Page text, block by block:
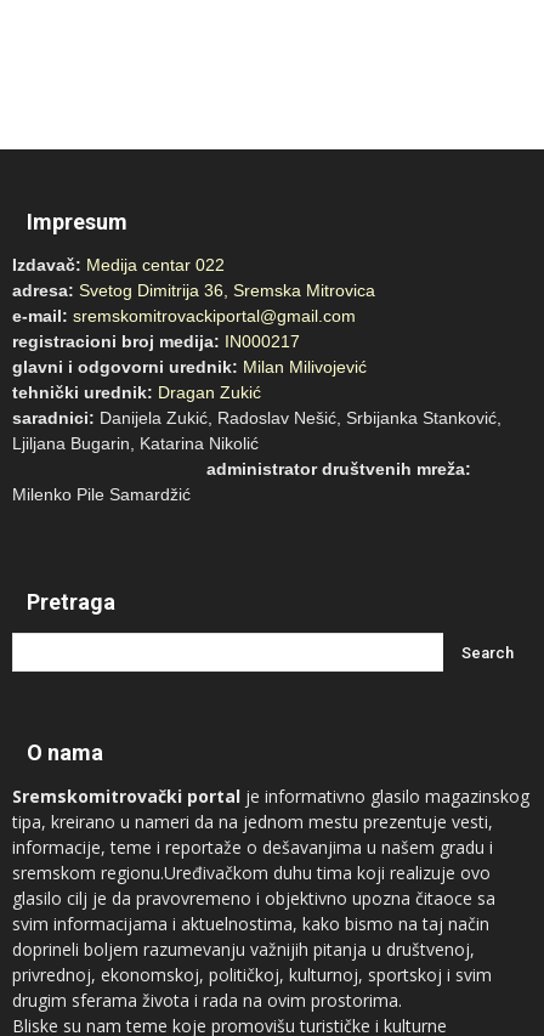
Impresum
Izdavač: Medija centar 022
adresa: Svetog Dimitrija 36, Sremska Mitrovica
e-mail: sremskomitrovackiportal@gmail.com
registracioni broj medija: IN000217
glavni i odgovorni urednik: Milan Milivojević
tehnički urednik: Dragan Zukić
saradnici: Danijela Zukić, Radoslav Nešić, Srbijanka Stanković,
Ljiljana Bugarin, Katarina Nikolić
administrator društvenih mreža:
Milenko Pile Samardžić
Pretraga
O nama
Sremskomitrovački portal je informativno glasilo magazinskog
tipa, kreirano u nameri da na jednom mestu prezentuje vesti,
informacije, teme i reportaže o dešavanjima u našem gradu i
sremskom regionu.Uređivačkom duhu tima koji realizuje ovo
glasilo cilj je da pravovremeno i objektivno upozna čitaoce sa
svim informacijama i aktuelnostima, kako bismo na taj način
doprineli boljem razumevanju važnijih pitanja u društvenoj,
privrednoj, ekonomskoj, političkoj, kulturnoj, sportskoj i svim
drugim sferama života i rada na ovim prostorima.
Bliske su nam teme koje promovišu turističke i kulturne